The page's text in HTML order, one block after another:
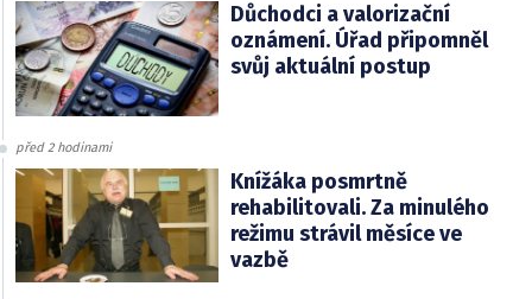
Důchodci a valorizační
oznámení. Úřad připomněl
svůj aktuální postup
před 2 hodinami
Knížáka posmrtně
rehabilitovali. Za minulého
režimu strávil měsíce ve
vazbě